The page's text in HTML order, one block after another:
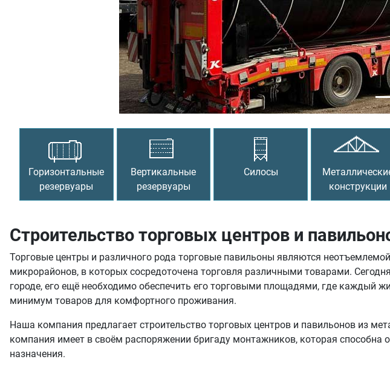
Горизонтальные
резервуары
Вертикальные
резервуары
Силосы
конструкции
Строительство торговых центров и
Торговые центры и различного рода торговые павильоны являются
микрорайонов, в которых сосредоточена торговля различными товарами.
городе, его ещё необходимо обеспечить его торговыми площадями, где каждый
минимум товаров для комфортного проживания.
Наша компания предлагает строительство торговых центров и павильонов из
компания имеет в своём распоряжении бригаду монтажников, которая способна
назначения.